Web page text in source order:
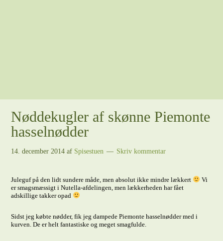
Nøddekugler af skønne Piemonte
hasselnødder
14. december 2014 af Spisestuen Skriv kommentar
Juleguf på den lidt sundere måde, men absolut ikke mindre lækkert
Vi
er smagsmæssigt i Nutella-afdelingen, men lækkerheden har fået
adskillige takker opad
Sidst jeg købte nødder, fik jeg dampede Piemonte hasselnødder med i
kurven. De er helt fantastiske og meget smagfulde.